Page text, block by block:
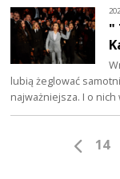
"
lubią żeglować
najważniejsza. I o nich
14